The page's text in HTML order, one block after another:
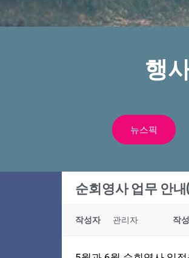
행
뉴스픽
순회영사 업무 안
작성자 관리자 작